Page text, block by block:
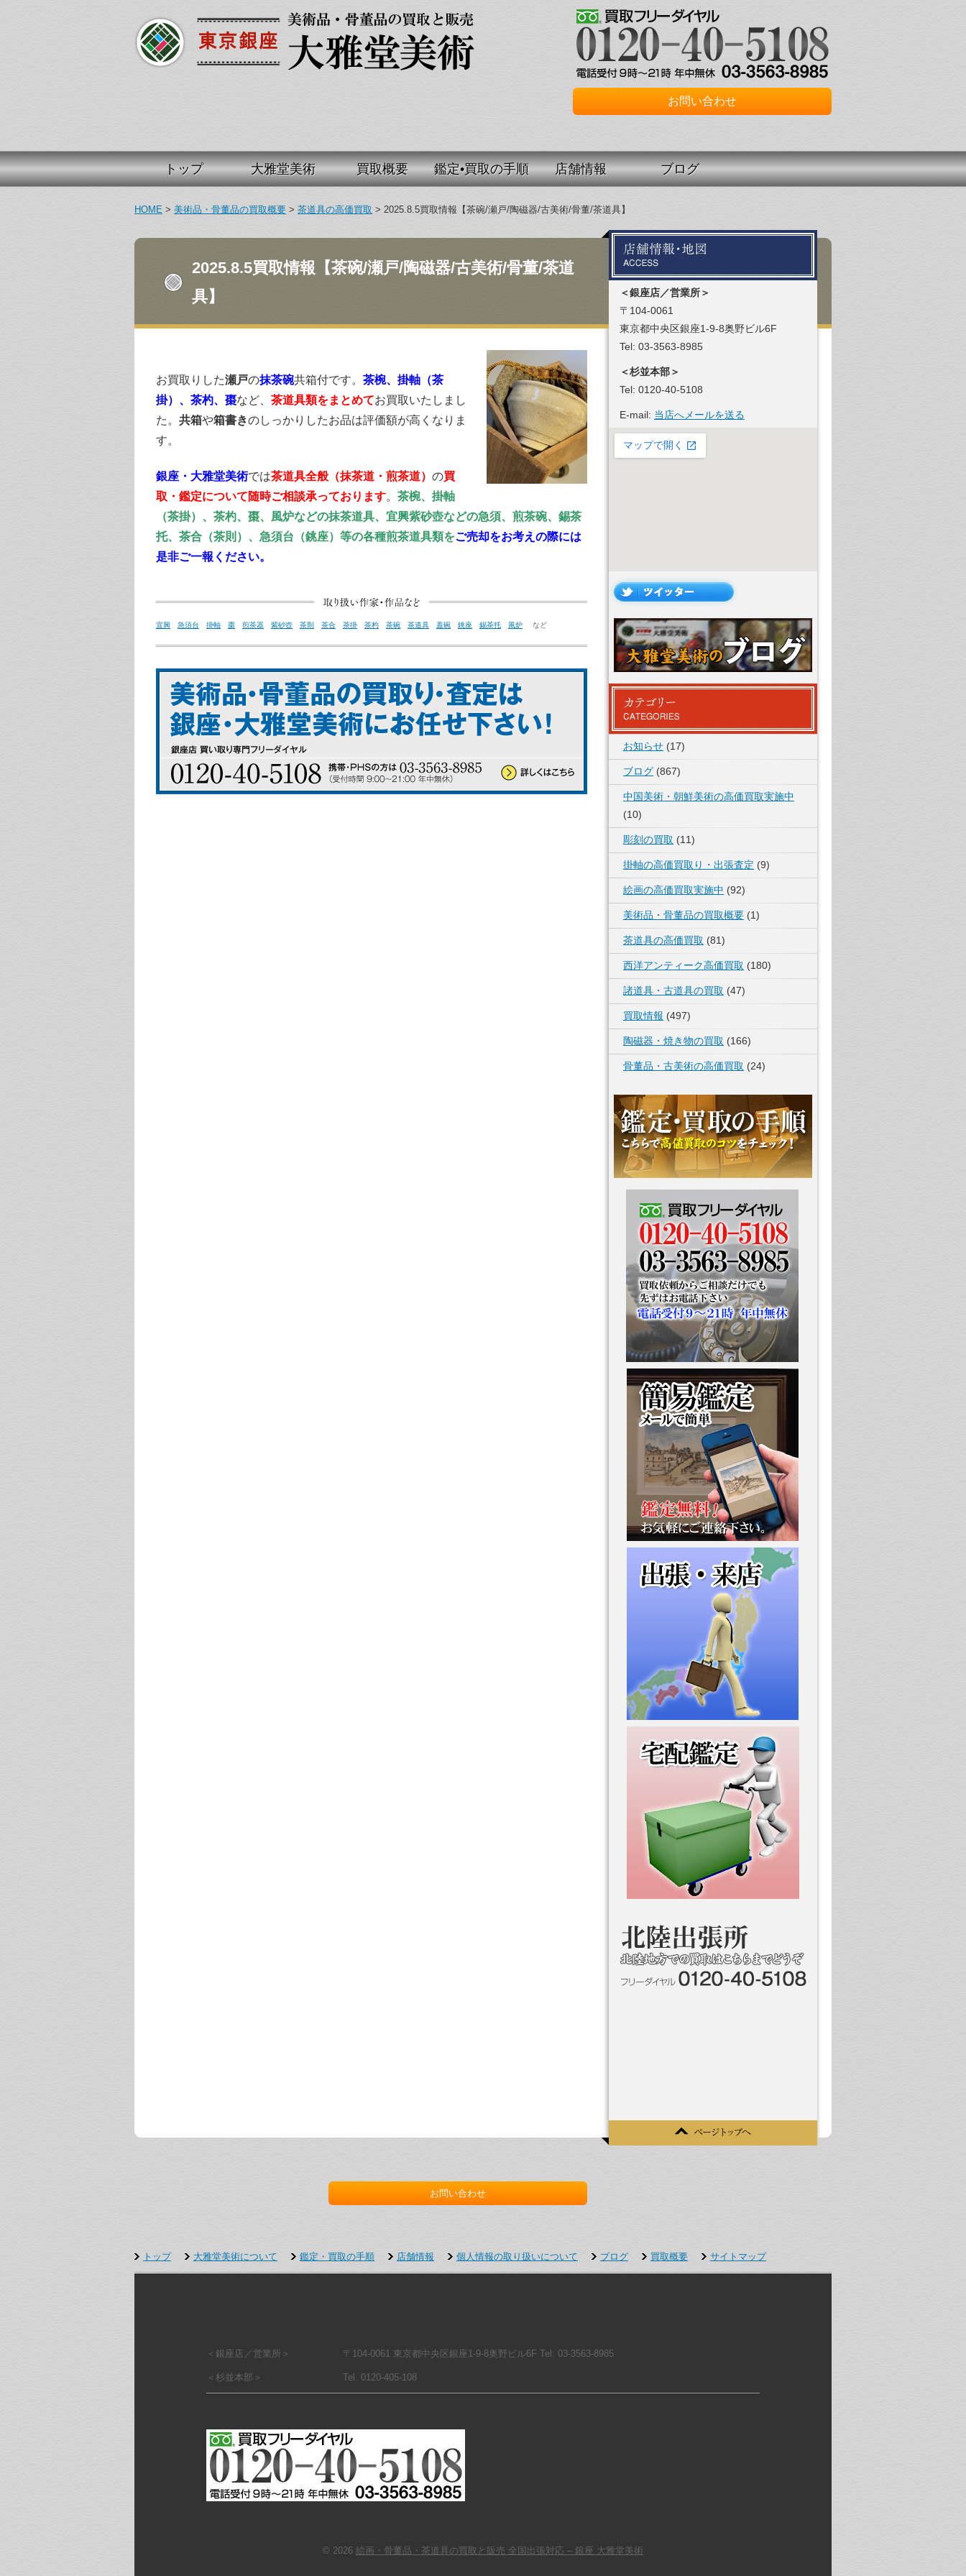
お問い合わせ
トップ 大雅堂美術 買取概要 鑑定•買取の手順 店舗情報 ブログ
HOME > 美術品・骨董品の買取概要 > 茶道具の高価買取 > 2025.8.5買取情報【茶碗/瀬戸/陶磁器/古美術/骨董/茶道具】
2025.8.5買取情報【茶碗/瀬戸/陶磁器/古美術/骨董/茶道
具】
お買取りした瀬戸の抹茶碗共箱付です。 茶椀、 掛軸 （茶
掛）、茶杓、棗など、 茶道具類をまとめてお買取いたしまし
た。 共箱や箱書きのしっかりしたお品は評価額が高くなりま
す。
銀座・大雅堂美術では茶道具全般（抹茶道・煎茶道） の買
取・鑑定について随時ご相談承っております。 茶椀、掛軸
（茶掛）、茶杓、棗、風炉などの抹茶道具、宜興紫砂壺などの急須、煎茶碗、錫茶
托、茶合（茶則）、急須台（銚座）等の各種煎茶道具類をご売却をお考えの際には
是非ご一報ください。
宜興 急須台 掛軸 棗 煎茶器 紫砂壺 茶則 茶合 茶掛 茶杓 茶碗 茶道具 蓋碗 銚座 錫茶托 風炉 など
＜銀座店／営業所＞
〒104-0061
東京都中央区銀座1-9-8奥野ビル6F
Tel: 03-3563-8985
＜杉並本部＞
Tel: 0120-40-5108
E-mail: 当店へメールを送る
お知らせ (17)
ブログ (867)
中国美術・朝鮮美術の高価買取実施中
(10)
彫刻の買取 (11)
掛軸の高価買取り・出張査定 (9)
絵画の高価買取実施中 (92)
美術品・骨董品の買取概要 (1)
茶道具の高価買取 (81)
西洋アンティーク高価買取 (180)
諸道具・古道具の買取 (47)
買取情報 (497)
陶磁器・焼き物の買取 (166)
骨董品・古美術の高価買取 (24)
お問い合わせ
トップ 大雅堂美術について 鑑定・買取の手順 店舗情報 個人情報の取り扱いについて ブログ 買取概要 サイトマップ
＜銀座店／営業所＞ 〒104-0061 東京都中央区銀座1-9-8奥野ビル6F Tel: 03-3563-8985
＜杉並本部＞ Tel. 0120-405-108
© 2026 絵画・骨董品・茶道具の買取と販売 全国出張対応 – 銀座 大雅堂美術